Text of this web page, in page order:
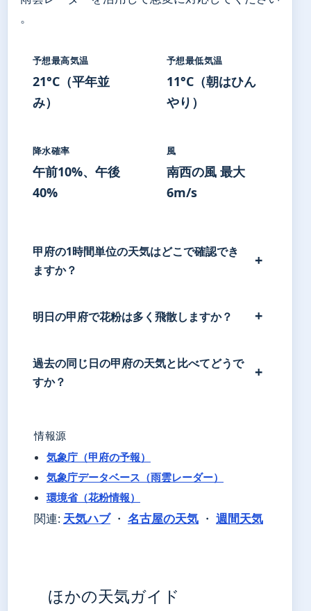
。
予想最高気温
21°C（平年並
み）
予想最低気温
11°C（朝はひん
やり）
降水確率
午前10%、午後
40%
風
南西の風 最大
6m/s
甲府の1時間単位の天気はどこで確認でき
ますか？
明日の甲府で花粉は多く飛散しますか？
過去の同じ日の甲府の天気と比べてどうで
すか？
情報源
気象庁（甲府の予報）
気象庁データベース（雨雲レーダー）
環境省（花粉情報）
関連: 天気ハブ・ 名古屋の天気 ・ 週間天気
ほかの天気ガイド